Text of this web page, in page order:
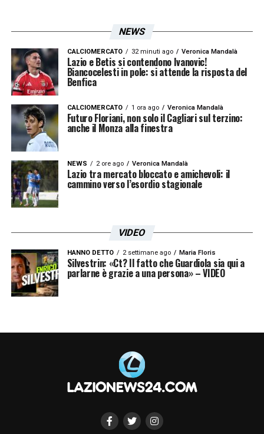
NEWS
CALCIOMERCATO 32 minuti ago Veronica Mandalà
Lazio e Betis si contendono Ivanovic!
Biancocelesti in pole: si attende la risposta del
Benfica
CALCIOMERCATO 1 ora ago Veronica Mandalà
Futuro Floriani, non solo il Cagliari sul terzino:
anche il Monza alla finestra
NEWS 2 ore ago Veronica Mandalà
Lazio tra mercato bloccato e amichevoli: il
cammino verso l’esordio stagionale
VIDEO
HANNO DETTO 2 settimane ago Maria Floris
Silvestrin: «Ct? Il fatto che Guardiola sia qui a
parlarne è grazie a una persona» – VIDEO